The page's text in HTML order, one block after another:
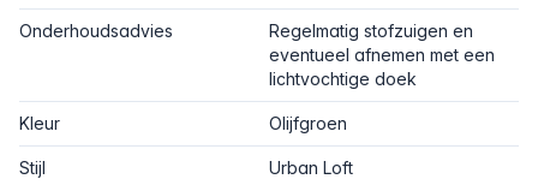
Onderhoudsadvies
Regelmatig stofzuigen en
eventueel afnemen met een
lichtvochtige doek
Kleur Olijfgroen
Stijl Urban Loft